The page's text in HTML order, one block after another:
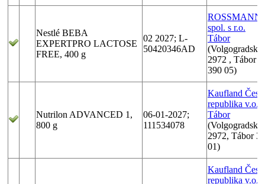
Nestlé BEBA
EXPERTPRO LACTOSE
FREE, 400 g
02 2027; L-
50420346AD
ROSSMANN,
spol. s r.o.
Tábor
(Volgogradská
2972 , Tábor
390 05)
Nutrilon ADVANCED 1,
800 g
06-01-2027;
111534078
Kaufland
republika v.o.s.
Tábor
(Volgogradská
2972, Tábor
01)
Kaufland
republika v.o.s.